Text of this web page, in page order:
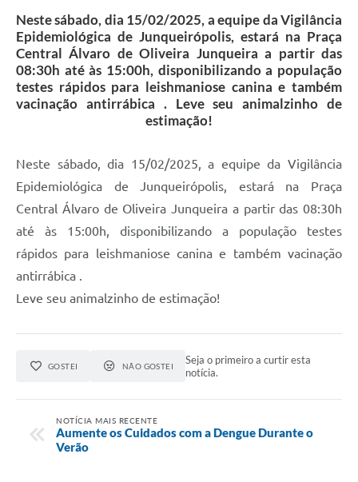
Neste sábado, dia 15/02/2025, a equipe da Vigilância
Epidemiológica de Junqueirópolis, estará na Praça
Central Álvaro de Oliveira Junqueira a partir das
08:30h até às 15:00h, disponibilizando a população
testes rápidos para leishmaniose canina e também
vacinação antirrábica . Leve seu animalzinho de
estimação!
Neste sábado, dia 15/02/2025, a equipe da Vigilância
Epidemiológica de Junqueirópolis, estará na Praça
Central Álvaro de Oliveira Junqueira a partir das 08:30h
até às 15:00h, disponibilizando a população testes
rápidos para leishmaniose canina e também vacinação
antirrábica .
Leve seu animalzinho de estimação!
GOSTEI NÃO GOSTEI
Seja o primeiro a curtir esta
notícia.
NOTÍCIA MAIS RECENTE
Aumente os Cuidados com a Dengue Durante o
Verão